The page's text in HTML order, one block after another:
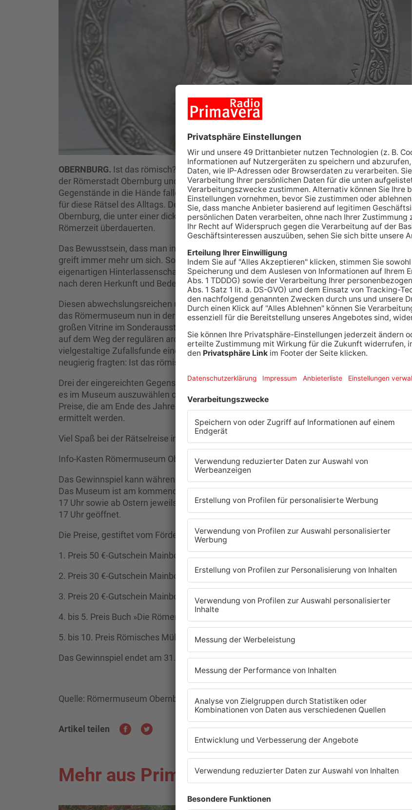
OBERNBURG. Ist das römisch? Diese Frage stellen sich viele geschichtlich Interessierte in
der Römerstadt Obernburg und am Limes drumherum, denen antik erscheinende
Gegenstände in die Hände fallen. Das Römermuseum wurde immer mehr zum Anlaufpunkt
für diese Rätsel des Alltags. Denn es verwahrt zahlreiche Funde aus dem römischen
Obernburg, die unter einer dicken Schicht aus Schwemmlehm die Jahrhunderte seit der
Römerzeit überdauerten.
Das Bewusstsein, dass man in Obernburg in einer Stadt über der römischen Stadt lebt,
greift immer mehr um sich. So kamen in den letzten Jahren etliche Entdecker von
eigenartigen Hinterlassenschaften mit ihren Funden in das Römermuseum und fragten
nach deren Herkunft und Bedeutung.
Diesen abwechslungsreichen und spannenden Aspekt in der musealen Arbeit dokumentiert
das Römermuseum nun in der neuen Saison mit einem originellen Gewinnspiel. In einer
großen Vitrine im Sonderausstellungssaal werden zwölf Gegenstände präsentiert, die nicht
auf dem Weg der regulären archäologischen Ausgrabung ins Museum kamen. Es sind
vielgestaltige Zufallsfunde einer bunten und gemischten Gruppe von Personen, die alle
neugierig fragten: Ist das römisch?
Drei der eingereichten Gegenstände sind nun tatsächlich römischen Ursprungs. Diese gilt
es im Museum auszuwählen oder zu erraten. Für richtige Antworten winken wertvolle
Preise, die am Ende des Jahres im Fall von mehreren korrekten Antwortkarten per Los
ermittelt werden.
Viel Spaß bei der Rätselreise in die Vergangenheit!
Info-Kasten Römermuseum Obernburg, Untere Wallstraße 29 A
Das Gewinnspiel kann während der Öffnungszeiten des Römermuseums gelöst werden.
Das Museum ist am kommenden Sonntag von 11 bis 17 Uhr, am Palmsonntag von 14 bis
17 Uhr sowie ab Ostern jeweils von Donnerstag bis Sonntag und an Feiertagen von 14 bis
17 Uhr geöffnet.
Die Preise, gestiftet vom Förderkreis Mainlimes-Museum e.V., sind:
1. Preis 50 €-Gutschein Mainbogen
2. Preis 30 €-Gutschein Mainbogen
3. Preis 20 €-Gutschein Mainbogen
4. bis 5. Preis Buch »Die Römer bei uns«
5. bis 10. Preis Römisches Mühlespiel.
Das Gewinnspiel endet am 31. Dezember 2022. Der Rechtsweg ist ausgeschlossen.
Quelle: Römermuseum Obernburg
Artikel teilen
Mehr aus Primaveraland